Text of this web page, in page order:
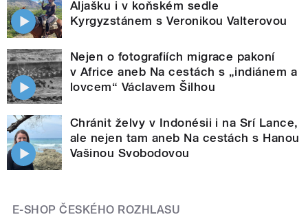
Aljašku i v koňském sedle
Kyrgyzstánem s Veronikou Valterovou
Nejen o fotografiích migrace pakoní
v Africe aneb Na cestách s „indiánem a
lovcem“ Václavem Šilhou
Chránit želvy v Indonésii i na Srí Lance,
ale nejen tam aneb Na cestách s Hanou
Vašinou Svobodovou
E-SHOP ČESKÉHO ROZHLASU